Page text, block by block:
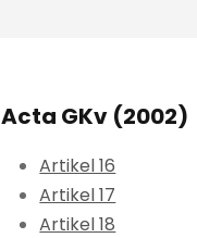
Acta GKv (2002)
Artikel 16
Artikel 17
Artikel 18